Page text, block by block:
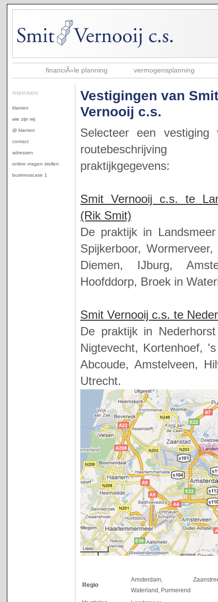
financiÃ«le planning vermogensplanning
mensen
klanten
wie zijn wij
@ klanten
contact
adressen
online vragen stellen
businesscase 1
Vestigingen van Smit
Vernooij c.s.
Selecteer een vestiging
praktijkgegevens:
Smit Vernooij c.s. te
(Rik Smit)
De praktijk in
Spijkerboor,
Diemen, IJburg,
Hoofddorp, Broek in
Smit Vernooij c.s. te
De praktijk in
Nigtevecht, Kortenhoef,
Abcoude, Amstelveen,
Utrecht.
Regio
Amsterdam,
Waterland, Purmerend